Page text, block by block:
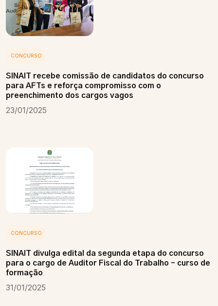
CONCURSO
SINAIT recebe comissão de candidatos do concurso
para AFTs e reforça compromisso com o
preenchimento dos cargos vagos
23/01/2025
CONCURSO
SINAIT divulga edital da segunda etapa do concurso
para o cargo de Auditor Fiscal do Trabalho – curso de
formação
31/01/2025